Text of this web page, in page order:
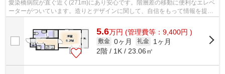
愛染橋病院が直ぐ近く(271m)にあり安心です。階層差の移動に便利なエレベ
ーターがついています。造りとデザインに関して、自信をもって情報を提供
5.6万円 (管理費等：9,400円 )
敷金 0ヶ月 礼金
1ヶ月
2階 / 1K / 23.06㎡